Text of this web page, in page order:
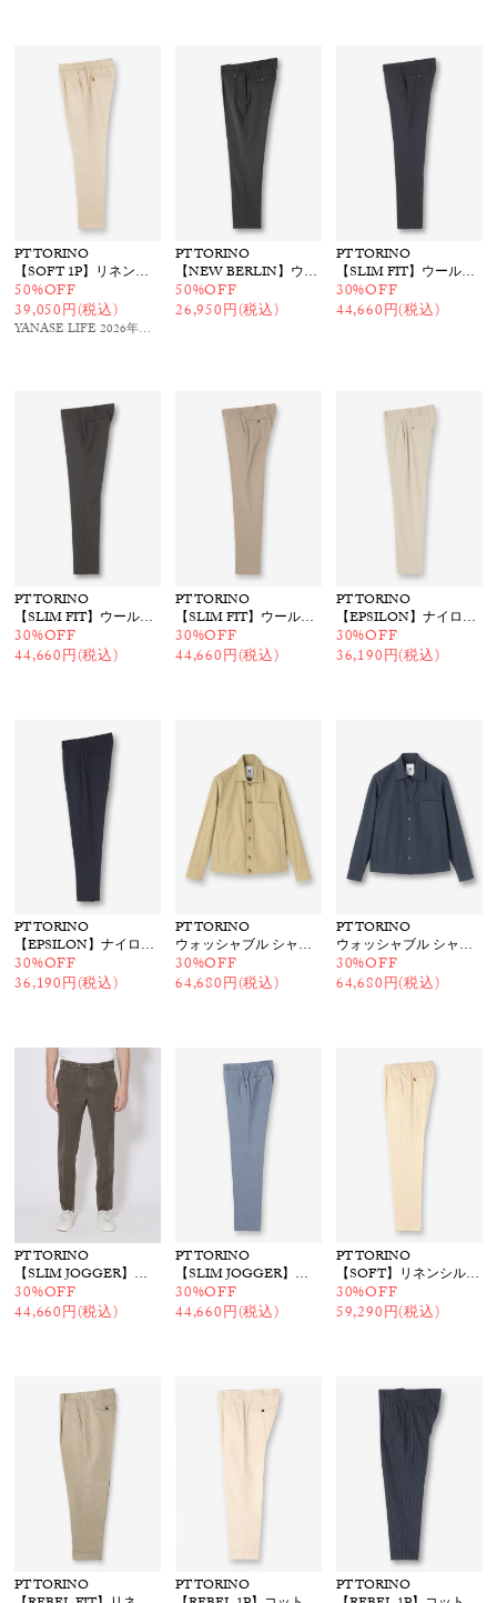
PT TORINO
【SOFT 1P】リネンイージーパンツ
50%OFF
39,050円(税込)
YANASE LIFE 2026年夏号
PT TORINO
【NEW BERLIN】ウォッシャブルウールパンツ
50%OFF
26,950円(税込)
PT TORINO
【SLIM FIT】ウールパンツ
30%OFF
44,660円(税込)
PT TORINO
【SLIM FIT】ウールパンツ
30%OFF
44,660円(税込)
PT TORINO
【SLIM FIT】ウールパンツ
30%OFF
44,660円(税込)
PT TORINO
【EPSILON】ナイロンストレッチテーパードパンツ
30%OFF
36,190円(税込)
PT TORINO
【EPSILON】ナイロンストレッチテーパードパンツ
30%OFF
36,190円(税込)
PT TORINO
ウォッシャブル シャツブルゾン
30%OFF
64,680円(税込)
PT TORINO
ウォッシャブル シャツブルゾン
30%OFF
64,680円(税込)
PT TORINO
【SLIM JOGGER】リネン混 イージーパンツ
30%OFF
44,660円(税込)
PT TORINO
【SLIM JOGGER】リネン混 イージーパンツ
30%OFF
44,660円(税込)
PT TORINO
【SOFT】リネンシルクイージーパンツ
30%OFF
59,290円(税込)
PT TORINO
PT TORINO
PT TORINO